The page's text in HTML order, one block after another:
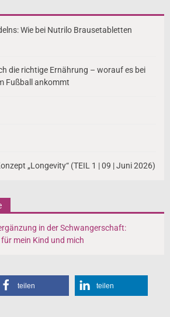
Wie bei Nutrilo Brausetabletten
die richtige Ernährung – worauf es bei
Fußball ankommt
„Longevity“ (TEIL 1 | 09 | Juni 2026)
in der Schwangerschaft:
mein Kind und mich
teilen teilen